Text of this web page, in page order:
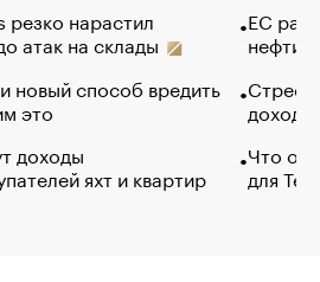
резко нарастил
атак на склады
новый способ вредить
это
доходы
яхт и квартир
ЕС
нефти
Что
для